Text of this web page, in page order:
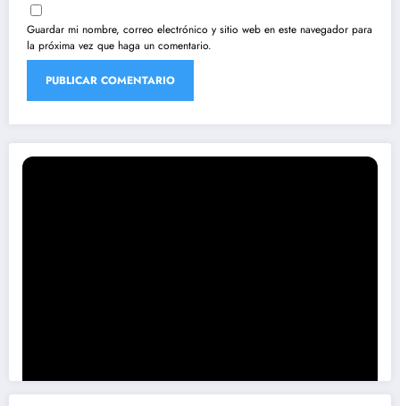
Guardar mi nombre, correo electrónico y sitio web en este navegador para
la próxima vez que haga un comentario.